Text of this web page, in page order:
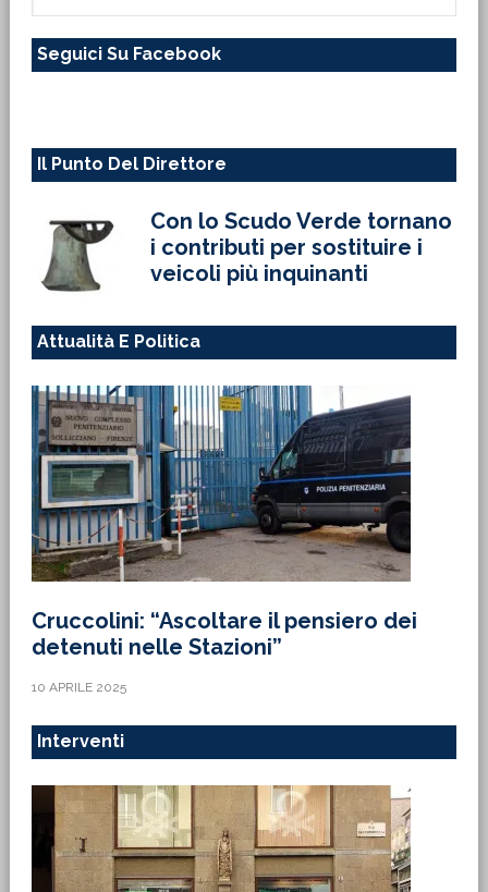
sito
Seguici Su Facebook
Il Punto Del Direttore
Con lo Scudo Verde tornano
i contributi per sostituire i
veicoli più inquinanti
Attualità E Politica
Cruccolini: “Ascoltare il pensiero dei
detenuti nelle Stazioni”
10 APRILE 2025
Interventi